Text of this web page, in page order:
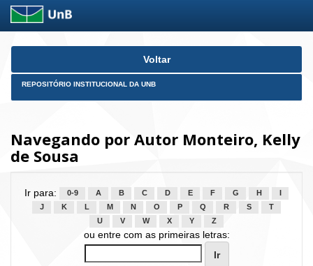
Skip
Voltar
REPOSITÓRIO INSTITUCIONAL DA UNB
Navegando por Autor Monteiro, Kelly
de Sousa
Ir para: 0-9 A B C D E F G H
J
K L M N O P Q R S
T
U
V W X Y Z
ou entre com as primeiras letras: